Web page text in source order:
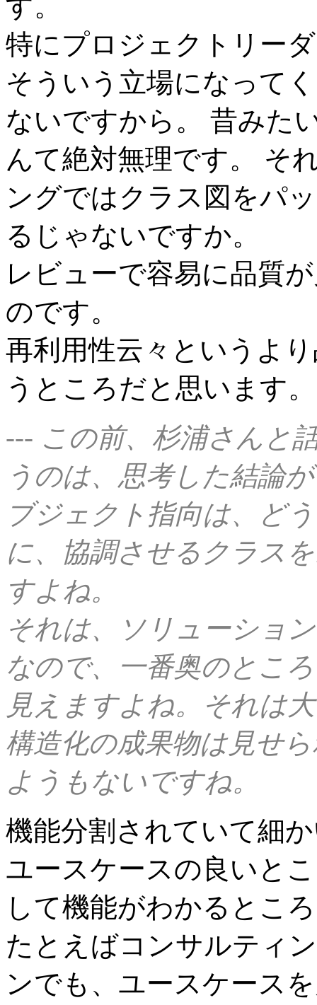
特にプロジェクトリー
そういう立場になって
ないですから。 昔みた
んて絶対無理です。 そ
ングではクラス図をパ
るじゃないですか。
レビューで容易に品質
のです。
再利用性云々というよ
うところだと思います。
--- この前、杉浦さんと
うのは、思考した結論
ブジェクト指向は、ど
に、協調させるクラス
すよね。
それは、ソリューショ
なので、一番奥のとこ
見えますよね。それは
構造化の成果物は見せ
ようもないですね。
機能分割されていて細
ユースケースの良いと
して機能がわかるとこ
たとえばコンサルティ
ンでも、ユースケース